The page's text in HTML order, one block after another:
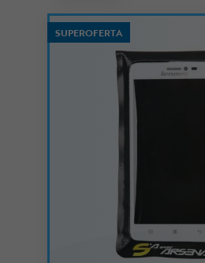
Nowości
Superoferta
SUPEROFERTA